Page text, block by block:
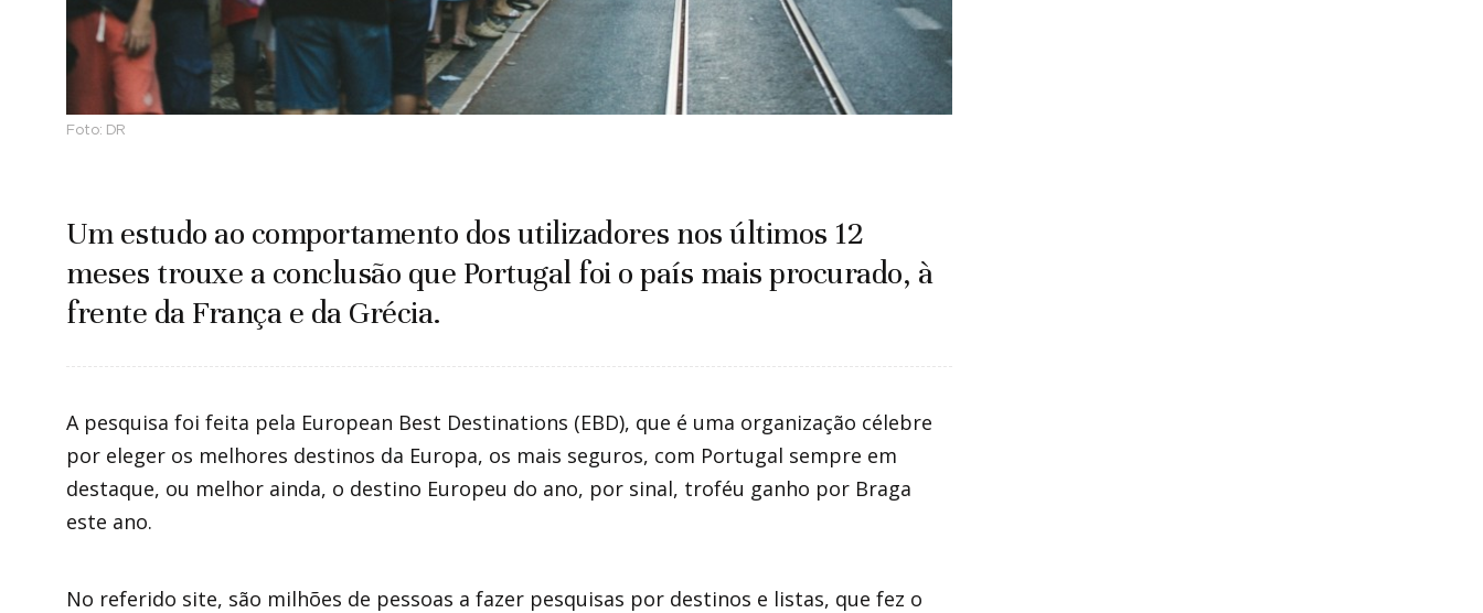
Foto: DR
Um estudo ao comportamento dos utilizadores nos últimos 12
meses trouxe a conclusão que Portugal foi o país mais procurado, à
frente da França e da Grécia.
A pesquisa foi feita pela European Best Destinations (EBD), que é uma organização célebre
por eleger os melhores destinos da Europa, os mais seguros, com Portugal sempre em
destaque, ou melhor ainda, o destino Europeu do ano, por sinal, troféu ganho por Braga
este ano.
No referido site, são milhões de pessoas a fazer pesquisas por destinos e listas, que fez o